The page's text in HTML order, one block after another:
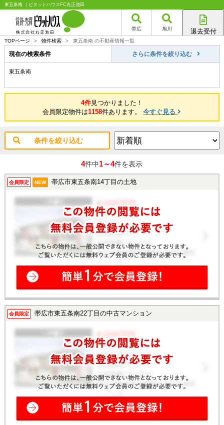
東五条南 ｜ピタットハウスFC丸正池田
帯広 旭川 退去受付
旭川店
TOPページ > 物件検索 > 東五条南 の不動産情報一覧
現在の検索条件 さらに条件を絞り込む
東五条南
4件見つかりました！
会員限定物件は1158件あります。今すぐ見る
条件を絞り込む
4件中1～4件を表示
会員限定 NEW 帯広市東五条南14丁目の土地
会員限定 帯広市東五条南22丁目の中古マンション